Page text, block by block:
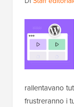
rallentavano
frustreranno i